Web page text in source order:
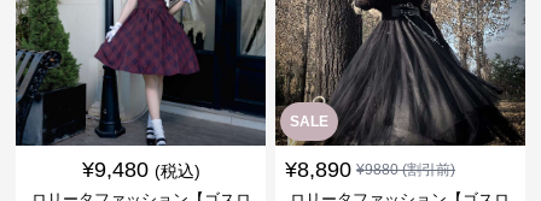
¥9,480 (税込)
SALE
¥8,890 ¥9880(割引前)